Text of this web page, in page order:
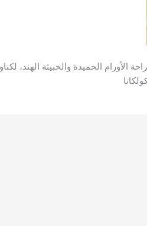
الحميدة والخبيثة الهند،